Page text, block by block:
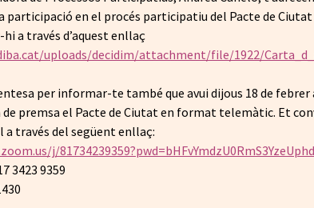
en el procés participatiu del Pacte de Ciutat
a través d’aquest enllaç
uploads/decidim/attachment/file/1922/
per informar-te també que avui dijous 18 de febrer
de premsa el Pacte de Ciutat en format telemàtic. Et
a través del següent enllaç:
j/
3423 9359